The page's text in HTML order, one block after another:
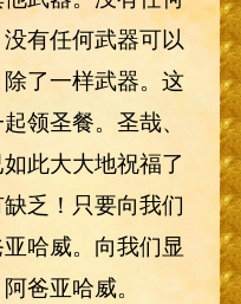
有任何武器可以
了一样武器。这
领圣餐。圣哉、
此大大地祝福了
乏！只要向我们
哈威。向我们显
爸亚哈威。